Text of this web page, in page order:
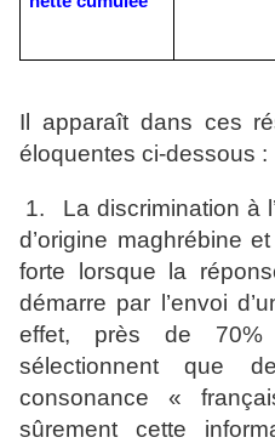
Il apparaît dans ces
éloquentes ci-dessous :
1.
La discrimination à
d’origine maghrébine
forte lorsque la
démarre par l’envoi
effet, près de 70%
sélectionnent que
consonance «
sûrement cette